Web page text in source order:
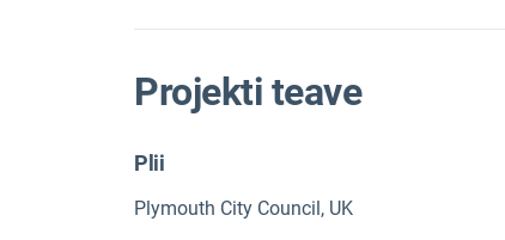
Projekti teave
Plii
Plymouth City Council, UK